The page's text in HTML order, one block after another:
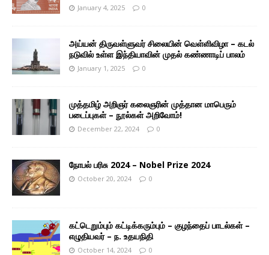
January 4, 2025 0
அய்யன் திருவள்ளுவர் சிலையின் வெள்ளிவிழா – கடல்
நடுவில் உள்ள இந்தியாவின் முதல் கண்ணாடிப் பாலம்
January 1, 2025 0
முத்தமிழ் அறிஞர் கலைஞரின் முத்தான மாபெரும்
படைப்புகள் – நூல்கள் அறிவோம்!
December 22, 2024 0
நோபல் பரிசு 2024 – Nobel Prize 2024
October 20, 2024 0
கட்டெறும்பும் கட்டிக்கரும்பும் – குழந்தைப் பாடல்கள் –
எழுதியவர் – ந. உதயநிதி
October 14, 2024 0